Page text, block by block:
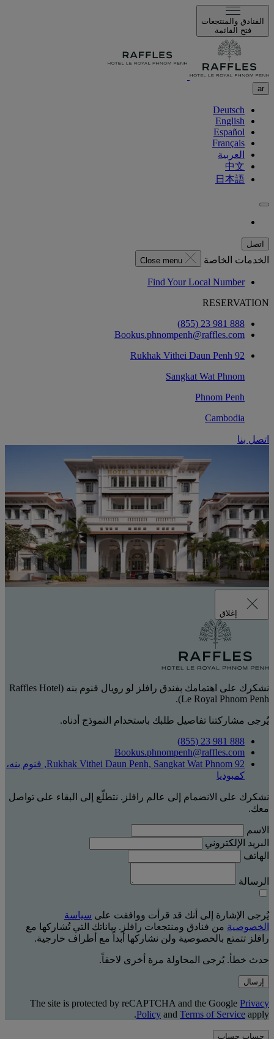
الفنادق والمنتجعات
فتح القائمة
ar
Deutsch
English
Español
Français
العربية
中文
日本語
اتصل
الخدمات الخاصة Close menu
Find Your Local Number
RESERVATION
888 981 23 (855)
Bookus.phnompenh@raffles.com
92 Rukhak Vithei Daun Penh
Sangkat Wat Phnom
Phnom Penh
Cambodia
اتصل بنا
إغلاق
نشكرك على اهتمامك بفندق رافلز لو رويال فنوم بنه (Raffles Hotel
Le Royal Phnom Penh).
يُرجى مشاركتنا تفاصيل طلبك باستخدام النموذج أدناه.
888 981 23 (855)
Bookus.phnompenh@raffles.com
92 Rukhak Vithei Daun Penh, Sangkat Wat Phnom, فنوم بنه،
كمبوديا
نشكرك على الانضمام إلى عالم رافلز. نتطلّع إلى البقاء على تواصل
معك.
الاسم
البريد الإلكتروني
الهاتف
الرسالة
يُرجى الإشارة إلى أنك قد قرأت ووافقت على سياسة
الخصوصية من فنادق ومنتجعات رافلز. بياناتك التي تُشاركها مع
رافلز تتمتع بالخصوصية ولن نشاركها أبداً مع أطراف خارجية.
حدث خطأ. يُرجى المحاولة مرة أخرى لاحقاً.
إرسال
The site is protected by reCAPTCHA and the Google Privacy
Policy and Terms of Service apply.
حساب حساب